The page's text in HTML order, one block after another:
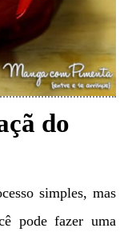
do
simples, mas
pode fazer uma